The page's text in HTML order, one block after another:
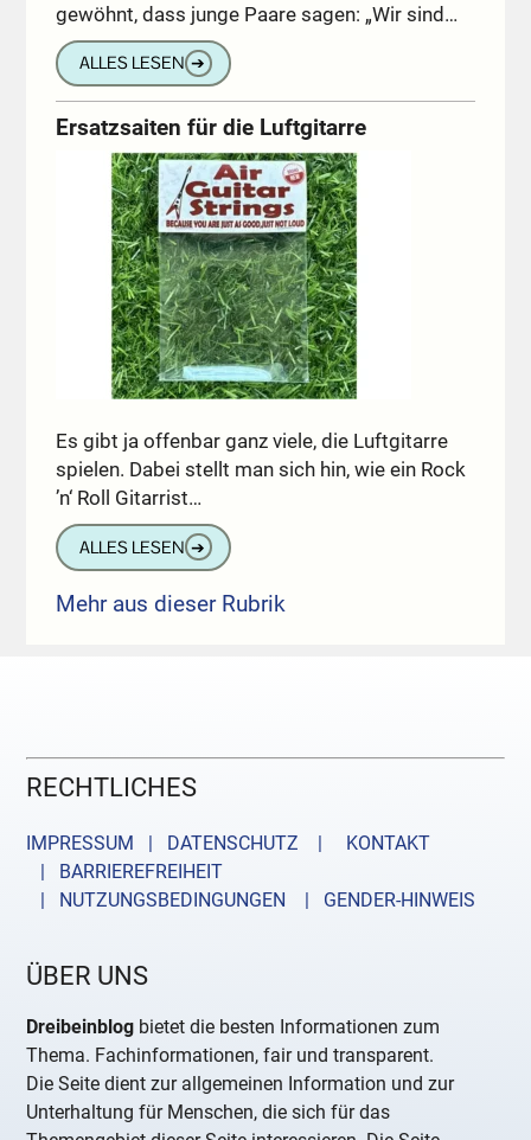
gewöhnt, dass junge Paare sagen: „Wir sind…
ALLES LESEN ➔
Ersatzsaiten für die Luftgitarre
Es gibt ja offenbar ganz viele, die Luftgitarre
spielen. Dabei stellt man sich hin, wie ein Rock
’n‘ Roll Gitarrist…
ALLES LESEN ➔
Mehr aus dieser Rubrik
RECHTLICHES
IMPRESSUM | DATENSCHUTZ |
KONTAKT
| BARRIEREFREIHEIT
| NUTZUNGSBEDINGUNGEN
| GENDER-HINWEIS
ÜBER UNS
Dreibeinblog bietet die besten Informationen zum
Thema. Fachinformationen, fair und transparent.
Die Seite dient zur allgemeinen Information und zur
Unterhaltung für Menschen, die sich für das